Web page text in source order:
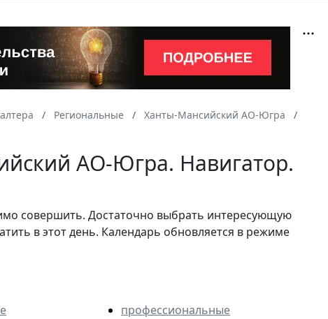
Региональные
Ханты-Мансийский АО-Югра
АО-Югра. Навигатор.
совершить. Достаточно выбрать интересующую
в этот день. Календарь обновляется в режиме
профессиональные